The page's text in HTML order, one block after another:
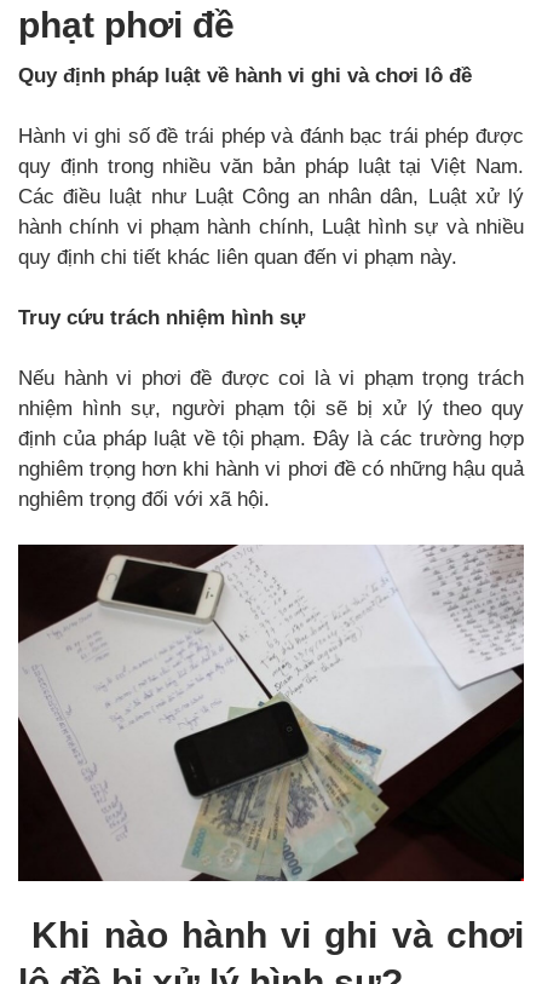
phạt phơi đề
Quy định pháp luật về hành vi ghi và chơi lô đề
Hành vi ghi số đề trái phép và đánh bạc trái phép được
quy định trong nhiều văn bản pháp luật tại Việt Nam.
Các điều luật như Luật Công an nhân dân, Luật xử lý
hành chính vi phạm hành chính, Luật hình sự và nhiều
quy định chi tiết khác liên quan đến vi phạm này.
Truy cứu trách nhiệm hình sự
Nếu hành vi phơi đề được coi là vi phạm trọng trách
nhiệm hình sự, người phạm tội sẽ bị xử lý theo quy
định của pháp luật về tội phạm. Đây là các trường hợp
nghiêm trọng hơn khi hành vi phơi đề có những hậu quả
nghiêm trọng đối với xã hội.
Khi nào hành vi ghi và chơi